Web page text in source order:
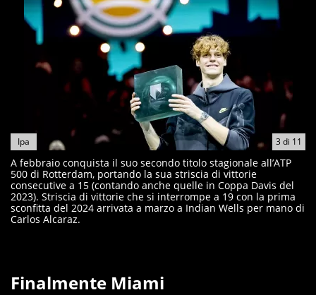
3 di 11
Ipa
A febbraio conquista il suo secondo titolo stagionale all’ATP
500 di Rotterdam, portando la sua striscia di vittorie
consecutive a 15 (contando anche quelle in Coppa Davis del
2023). Striscia di vittorie che si interrompe a 19 con la prima
sconfitta del 2024 arrivata a marzo a Indian Wells per mano di
Carlos Alcaraz.
Finalmente Miami